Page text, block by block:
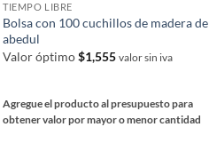
TIEMPO LIBRE
Bolsa con 100 cuchillos de madera de
abedul
Valor óptimo$1,555 valor sin iva
Agregue el producto al presupuesto para
obtener valor por mayor o menor cantidad